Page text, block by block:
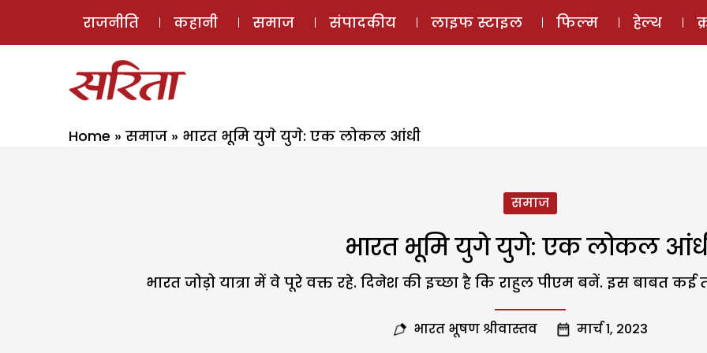
ई-मैगज़ीन
राजनीति कहानी समाज संपादकीय लाइफ स्टाइल फिल्म हेल्थ
Home » समाज » भारत भूमि युगे युगे: एक लोकल आंधी
समाज
भारत भूमि युगे युगे: एक लोकल
भारत जोड़ो यात्रा में वे पूरे वक्त रहे. दिनेश की इच्छा है कि राहुल पीएम बनें. इस बाबत
भारत भूषण श्रीवास्तव मार्च 1, 2023